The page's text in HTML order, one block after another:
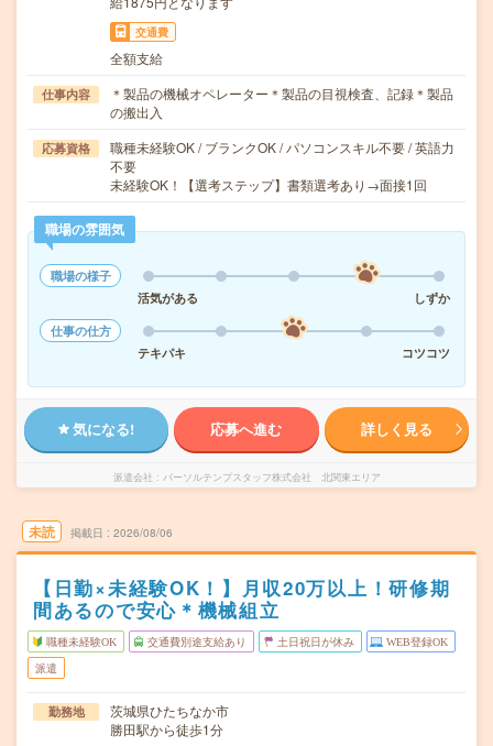
交通費
全額支給
仕事内容
＊製品の機械オペレーター＊製品の目視検査、記録＊製品
の搬出入
応募資格
職種未経験OK / ブランクOK / パソコンスキル不要 / 英語力
不要
未経験OK！【選考ステップ】書類選考あり→面接1回
職場の雰囲気
職場の様子
活気がある
しずか
仕事の仕方
テキパキ
コツコツ
気になる! 応募へ進む 詳しく見る
派遣会社 パーソルテンプスタッフ株式会社 北関東エリア
未読 掲載日 2026/08/06
【日勤×未経験OK！】月収20万以上！研修期
間あるので安心＊機械組立
職種未経験OK 交通費別途支給あり 土日祝日が休み WEB登録OK
派遣
勤務地
茨城県ひたちなか市
勝田駅から徒歩1分